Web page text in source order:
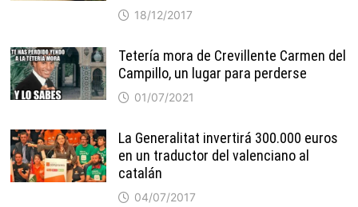
18/12/2017
Tetería mora de Crevillente Carmen del
Campillo, un lugar para perderse
01/07/2021
La Generalitat invertirá 300.000 euros
en un traductor del valenciano al
catalán
04/07/2017